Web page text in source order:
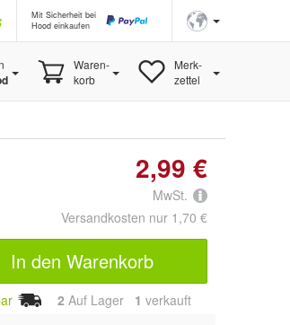
Mit Sicherheit bei
Hood einkaufen
Waren-
korb
Merk-
zettel
2,99 €
MwSt.
Versandkosten nur 1,70 €
In den Warenkorb
2 Auf Lager 1 verkauft